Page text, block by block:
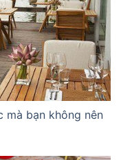
mà bạn không nên